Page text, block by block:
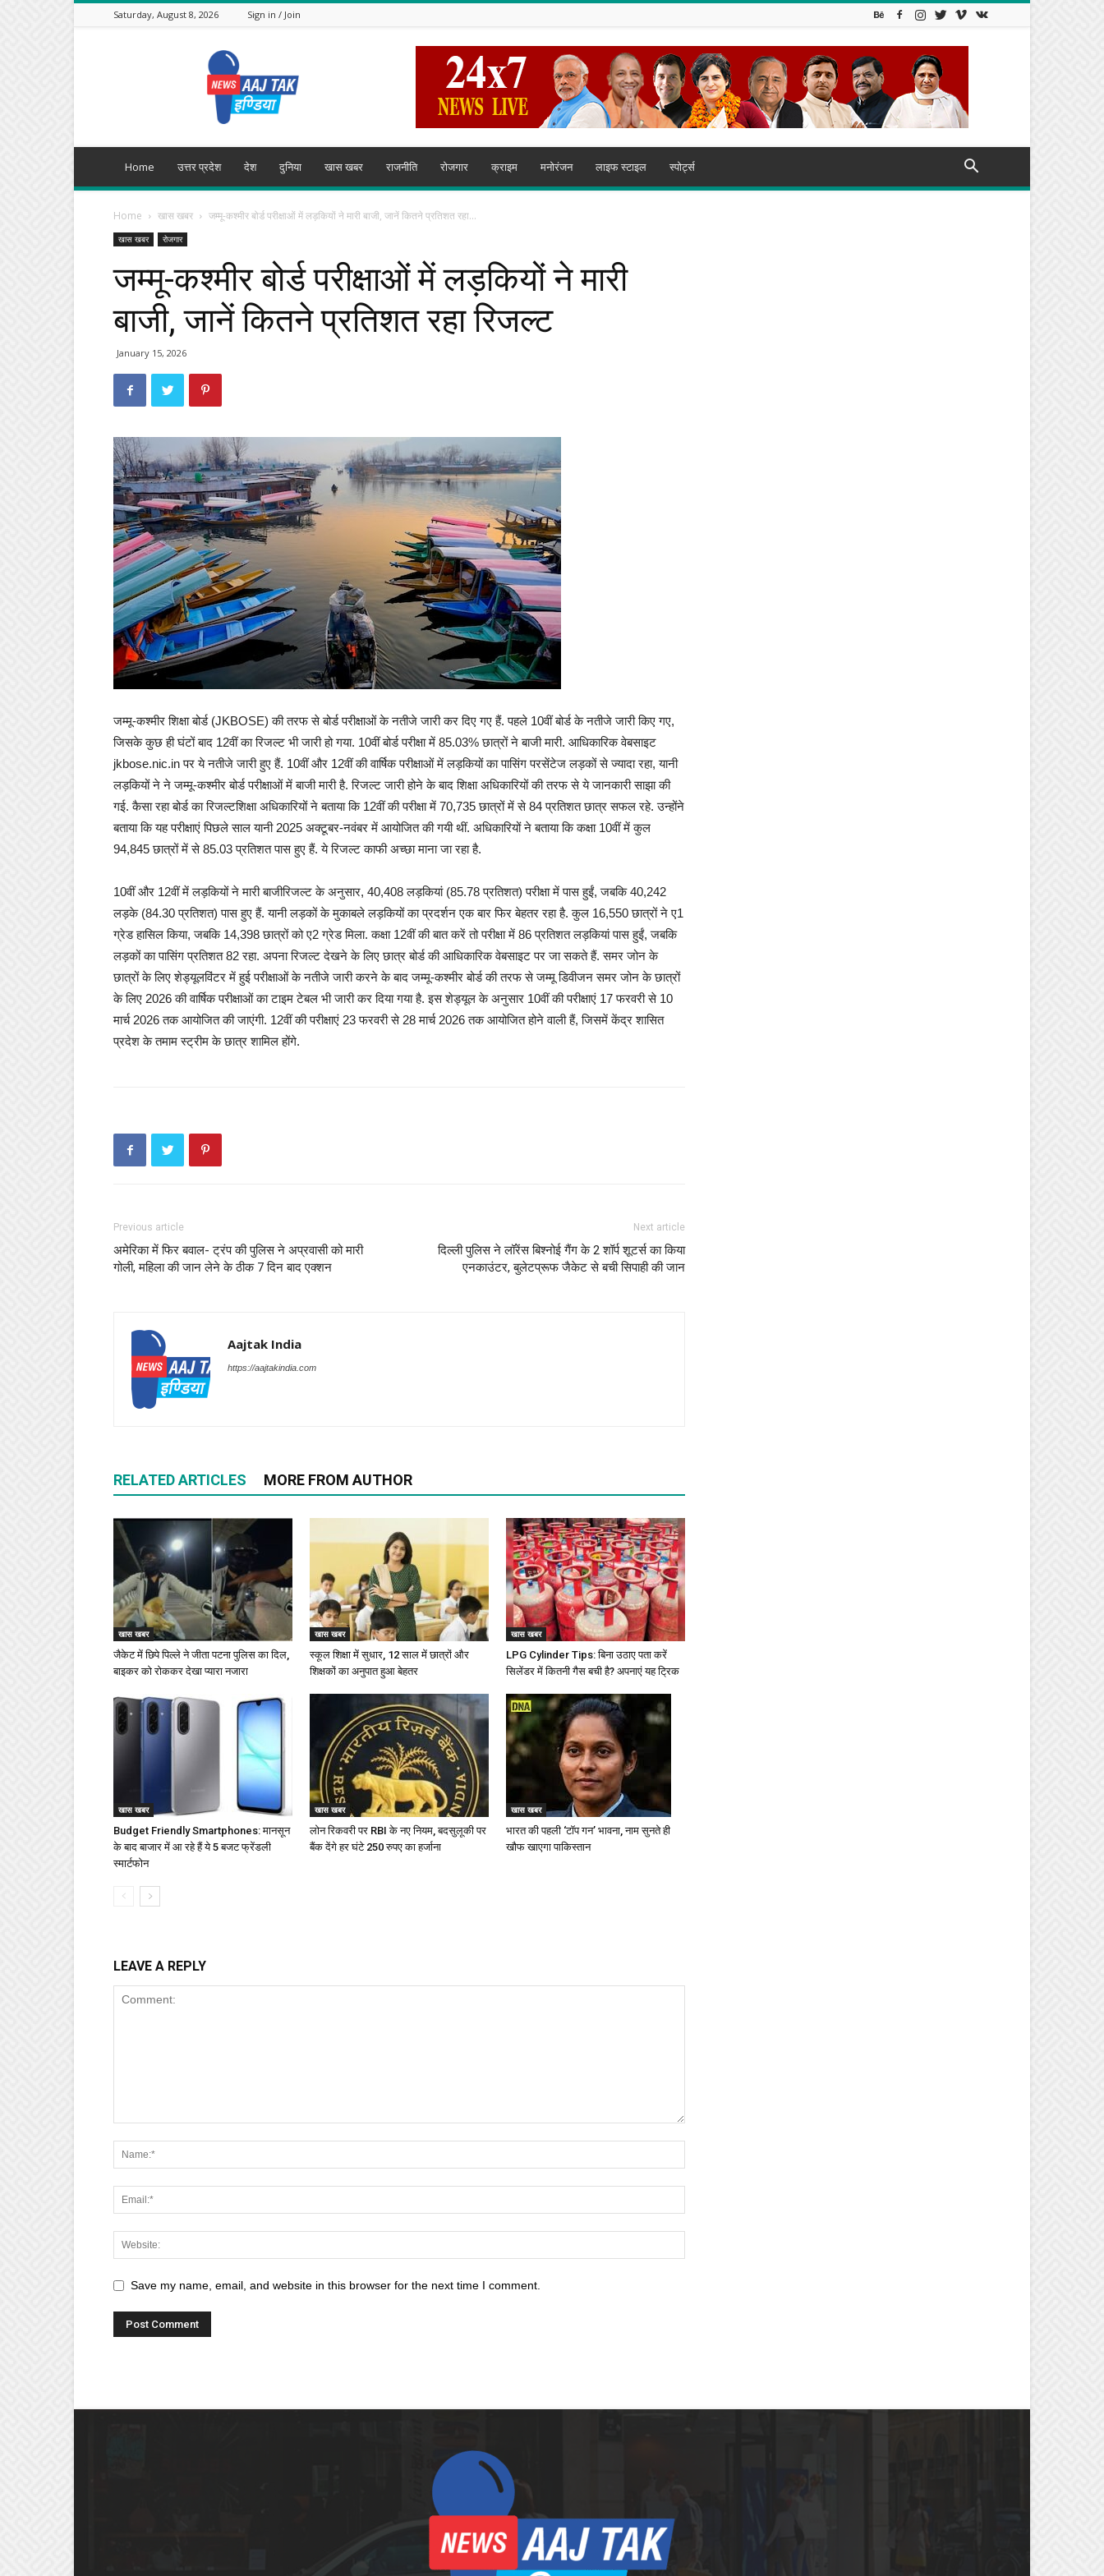
Saturday, August 8, 2026 Sign in / Join
India
Home उत्तर प्रदेश देश दुनिया खास खबर राजनीति रोजगार क्राइम मनोरंजन लाइफ स्टाइल स्पोर्ट्स
Home खास खबर जम्मू-कश्मीर बोर्ड परीक्षाओं में लड़कियों ने मारी बाजी, जानें कितने प्रतिशत रहा...
खास खबर रोजगार
जम्मू-कश्मीर बोर्ड परीक्षाओं में लड़कियों ने मारी
बाजी, जानें कितने प्रतिशत रहा रिजल्ट
January 15, 2026
जम्मू-कश्मीर शिक्षा बोर्ड (JKBOSE) की तरफ से बोर्ड परीक्षाओं के नतीजे जारी कर दिए गए हैं. पहले 10वीं बोर्ड के नतीजे जारी किए गए,
जिसके कुछ ही घंटों बाद 12वीं का रिजल्ट भी जारी हो गया. 10वीं बोर्ड परीक्षा में 85.03% छात्रों ने बाजी मारी. आधिकारिक वेबसाइट
jkbose.nic.in पर ये नतीजे जारी हुए हैं. 10वीं और 12वीं की वार्षिक परीक्षाओं में लड़कियों का पासिंग परसेंटेज लड़कों से ज्यादा रहा, यानी
लड़कियों ने ने जम्मू-कश्मीर बोर्ड परीक्षाओं में बाजी मारी है. रिजल्ट जारी होने के बाद शिक्षा अधिकारियों की तरफ से ये जानकारी साझा की
गई. कैसा रहा बोर्ड का रिजल्टशिक्षा अधिकारियों ने बताया कि 12वीं की परीक्षा में 70,735 छात्रों में से 84 प्रतिशत छात्र सफल रहे. उन्होंने
बताया कि यह परीक्षाएं पिछले साल यानी 2025 अक्टूबर-नवंबर में आयोजित की गयी थीं. अधिकारियों ने बताया कि कक्षा 10वीं में कुल
94,845 छात्रों में से 85.03 प्रतिशत पास हुए हैं. ये रिजल्ट काफी अच्छा माना जा रहा है.
10वीं और 12वीं में लड़कियों ने मारी बाजीरिजल्ट के अनुसार, 40,408 लड़कियां (85.78 प्रतिशत) परीक्षा में पास हुईं, जबकि 40,242
लड़के (84.30 प्रतिशत) पास हुए हैं. यानी लड़कों के मुकाबले लड़कियों का प्रदर्शन एक बार फिर बेहतर रहा है. कुल 16,550 छात्रों ने ए1
ग्रेड हासिल किया, जबकि 14,398 छात्रों को ए2 ग्रेड मिला. कक्षा 12वीं की बात करें तो परीक्षा में 86 प्रतिशत लड़कियां पास हुईं, जबकि
लड़कों का पासिंग प्रतिशत 82 रहा. अपना रिजल्ट देखने के लिए छात्र बोर्ड की आधिकारिक वेबसाइट पर जा सकते हैं. समर जोन के
छात्रों के लिए शेड्यूलविंटर में हुई परीक्षाओं के नतीजे जारी करने के बाद जम्मू-कश्मीर बोर्ड की तरफ से जम्मू डिवीजन समर जोन के छात्रों
के लिए 2026 की वार्षिक परीक्षाओं का टाइम टेबल भी जारी कर दिया गया है. इस शेड्यूल के अनुसार 10वीं की परीक्षाएं 17 फरवरी से 10
मार्च 2026 तक आयोजित की जाएंगी. 12वीं की परीक्षाएं 23 फरवरी से 28 मार्च 2026 तक आयोजित होने वाली हैं, जिसमें केंद्र शासित
प्रदेश के तमाम स्ट्रीम के छात्र शामिल होंगे.
Previous article
अमेरिका में फिर बवाल- ट्रंप की पुलिस ने अप्रवासी को मारी
गोली, महिला की जान लेने के ठीक 7 दिन बाद एक्शन
Next article
दिल्ली पुलिस ने लॉरेंस बिश्नोई गैंग के 2 शॉर्प शूटर्स का किया
एनकाउंटर, बुलेटप्रूफ जैकेट से बची सिपाही की जान
Aajtak India
https://aajtakindia.com
RELATED ARTICLES MORE FROM AUTHOR
खास खबर
जैकेट में छिपे पिल्ले ने जीता पटना पुलिस का दिल,
बाइकर को रोककर देखा प्यारा नजारा
खास खबर
स्कूल शिक्षा में सुधार, 12 साल में छात्रों और
शिक्षकों का अनुपात हुआ बेहतर
खास खबर
LPG Cylinder Tips: बिना उठाए पता करें
सिलेंडर में कितनी गैस बची है? अपनाएं यह ट्रिक
खास खबर
Budget Friendly Smartphones: मानसून
के बाद बाजार में आ रहे हैं ये 5 बजट फ्रेंडली
स्मार्टफोन
खास खबर
लोन रिकवरी पर RBI के नए नियम, बदसुलूकी पर
बैंक देंगे हर घंटे 250 रुपए का हर्जाना
खास खबर
भारत की पहली ‘टॉप गन’ भावना, नाम सुनते ही
खौफ खाएगा पाकिस्तान
LEAVE A REPLY
Save my name, email, and website in this browser for the next time I comment.